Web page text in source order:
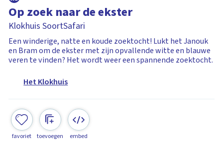
Op zoek naar de ekster
Klokhuis SoortSafari
Een winderige, natte en koude zoektocht! Lukt het Janouk
en Bram om de ekster met zijn opvallende witte en blauwe
veren te vinden? Het wordt weer een spannende zoektocht.
Het Klokhuis
favoriet toevoegen embed